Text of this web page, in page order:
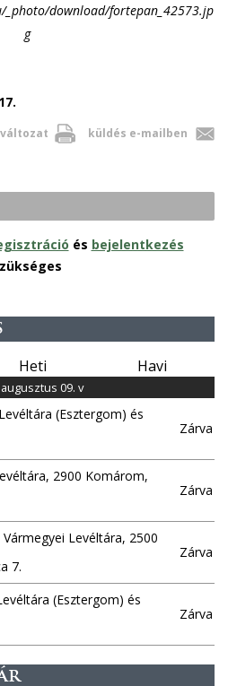
download/fortepan_42573.jp
g
küldés e-mailben
és bejelentkezés
Heti Havi
09. v
(Esztergom) és
Zárva
2900 Komárom,
Zárva
Levéltára, 2500
7.
Zárva
(Esztergom) és
Zárva